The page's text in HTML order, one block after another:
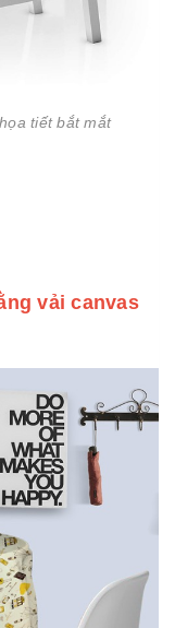
tiết bắt mắt
vải canvas